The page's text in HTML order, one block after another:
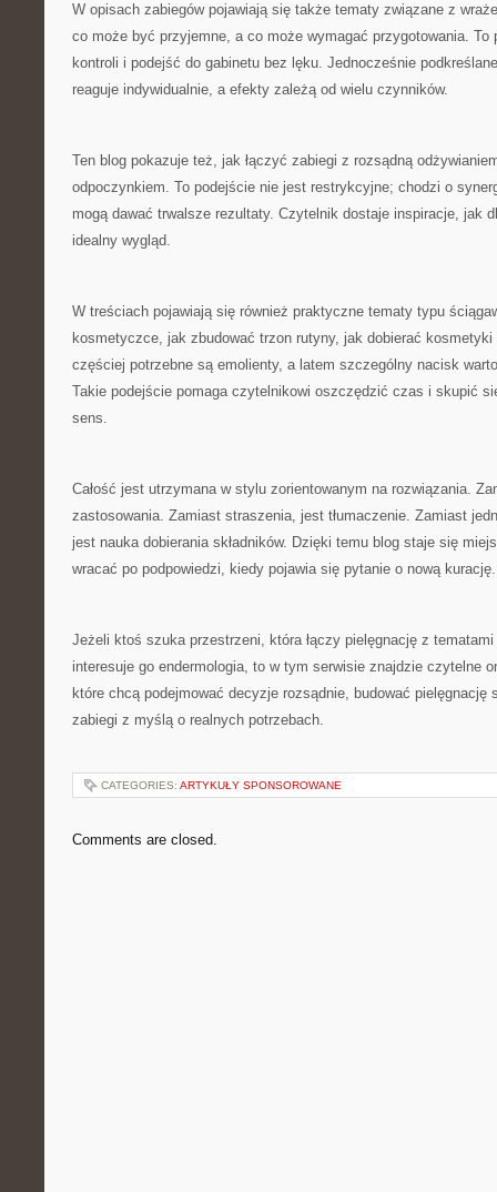
W opisach zabiegów pojawiają się także tematy związane z
co może być przyjemne, a co może wymagać przygotowania. To
kontroli i podejść do gabinetu bez lęku. Jednocześnie
reaguje indywidualnie, a efekty zależą od wielu czynników.
Ten blog pokazuje też, jak łączyć zabiegi z rozsądną
odpoczynkiem. To podejście nie jest restrykcyjne; chodzi o
mogą dawać trwalsze rezultaty. Czytelnik dostaje inspiracje, jak
idealny wygląd.
W treściach pojawiają się również praktyczne tematy typu
kosmetyczce, jak zbudować trzon rutyny, jak dobierać
częściej potrzebne są emolienty, a latem szczególny nacisk
Takie podejście pomaga czytelnikowi oszczędzić czas i skupić
sens.
Całość jest utrzymana w stylu zorientowanym na rozwiązania.
zastosowania. Zamiast straszenia, jest tłumaczenie. Zamiast
jest nauka dobierania składników. Dzięki temu blog staje się
wracać po podpowiedzi, kiedy pojawia się pytanie o nową kurację.
Jeżeli ktoś szuka przestrzeni, która łączy pielęgnację z
interesuje go endermologia, to w tym serwisie znajdzie czytelne
które chcą podejmować decyzje rozsądnie, budować
zabiegi z myślą o realnych potrzebach.
CATEGORIES: ARTYKUŁY SPONSOROWANE
Comments are closed.